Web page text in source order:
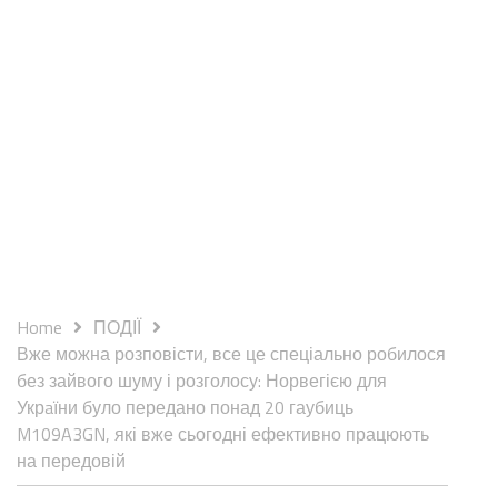
Home
ПОДІЇ
Вже можна розповісти, все це спеціально робилося
без зайвого шуму і розголосу: Норвегією для
Укрaїни було передано понад 20 гаубиць
M109A3GN, які вже сьогодні ефективно працюють
на передовій